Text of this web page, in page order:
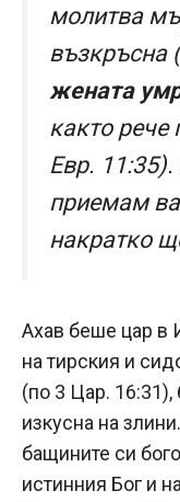
молитва
възкръсна
жената
както
Евр.
приемам
накратко
Ахав беше цар в
на тирския и
(по 3 Цар. 16:31),
изкусна на
бащините си
истинния Бог и